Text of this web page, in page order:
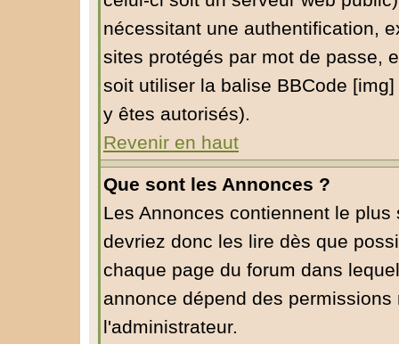
nécessitant une authentification,
sites protégés par mot de passe,
soit utiliser la balise BBCode
y êtes autorisés).
Revenir en haut
Que sont les Annonces ?
Les Annonces contiennent le
devriez donc les lire dès que
chaque page du forum dans
annonce dépend des
l'administrateur.